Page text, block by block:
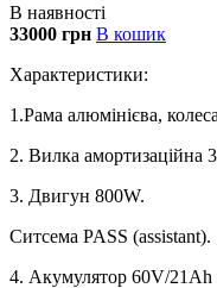
В наявності
33000 грн В кошик
Характеристики:
1.Рама алюмінієва,
2. Вилка амортизаційна
3. Двигун 800W.
Ситсема PASS (assistant).
4. Акумулятор 60V/21Ah